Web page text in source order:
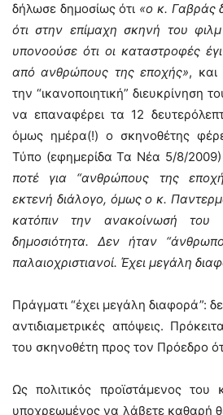
δήλωσε δημοσίως ότι «ο κ. Γαβράς
ότι στην επίμαχη σκηνή του
υπονοούσε ότι οι καταστροφές
από ανθρώπους της εποχής», και
την “ικανοποιητική” διευκρίνηση
να επαναφέρει τα 12
όμως ημέρα(!) ο σκηνοθέτης
Τύπο (εφημερίδα Τα Νέα 5/8/2009)
ποτέ για “ανθρώπους της
εκτενή διάλογο, όμως ο κ.
κατόπιν την ανακοίνωσή
δημοσιότητα. Δεν ήταν
παλαιοχριστιανοί. Έχει μεγάλη
Πράγματι “έχει μεγάλη διαφορά”:
αντιδιαμετρικές απόψεις.
του σκηνοθέτη προς τον Πρόεδρο
Ως πολιτικός προϊστάμενος του
υποχρεωμένος να λάβετε καθαρή